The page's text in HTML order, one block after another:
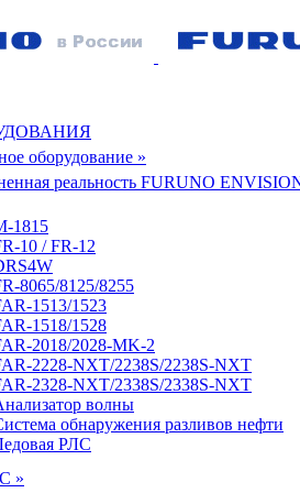
оборудование »
реальность FURUNO
1815
10 / FR-12
8065/8125/8255
1513/1523
1518/1528
2018/2028-MK-2
2228-NXT/2238S/2238S-NXT
2328-NXT/2338S/2338S-NXT
волны
обнаружения разливов нефти
РЛС
»